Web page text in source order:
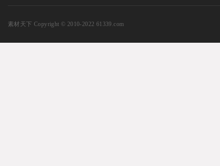
素材天下 Copyright © 2010-2022 61339.com